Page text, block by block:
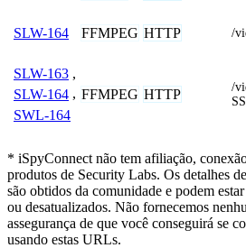
SLW-164 FFMPEG HTTP /
SLW-163 ,
SLW-164 ,
SWL-164
FFMPEG HTTP
/
* iSpyConnect não tem afiliação,
produtos de Security Labs. Os detalhes
são obtidos da comunidade e podem
ou desatualizados. Não fornecemos
assegurança de que você conseguirá se
usando estas URLs.